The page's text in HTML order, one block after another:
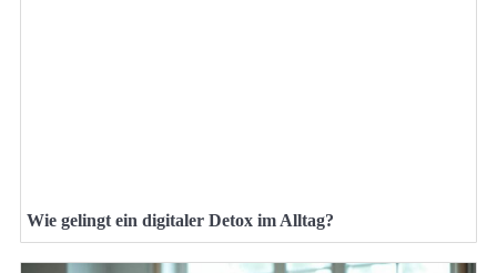
Wie gelingt ein digitaler Detox im Alltag?